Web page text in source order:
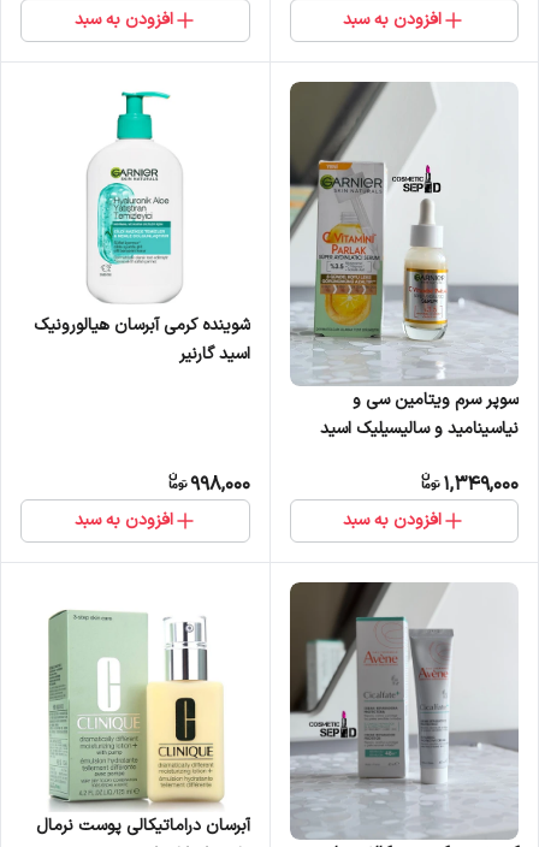
افزودن به سبد افزودن به سبد
سوپر سرم ویتامین سی و
نیاسینامید و سالیسیلیک اسید
1,349,000
افزودن به سبد
شوینده کرمی آبرسان هیالورونیک
اسید گارنیر
998,000
افزودن به سبد
آبرسان دراماتیکالی پوست نرمال